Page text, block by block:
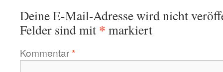
Deine E-Mail-Adresse wird nicht
Felder sind mit * markiert
Kommentar*